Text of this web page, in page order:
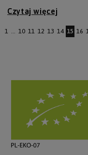
Czytaj więcej
1 ... 10 11 12 13 14 15 16